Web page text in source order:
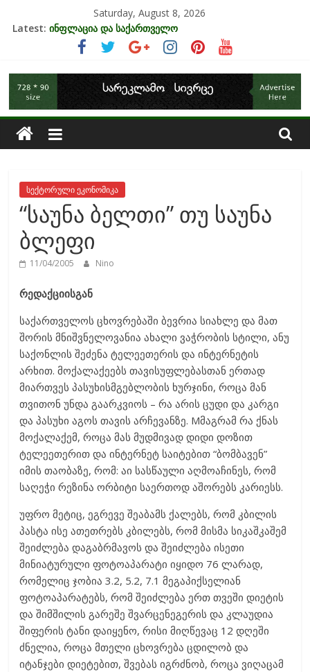
Saturday, August 8, 2026
Latest: ინფლაცია და საქართველო
კრიზისის ზეგავლენა ტურიზმის ინდუსტრიაზე
მიგრაციისა და ეკონომიკის ურთიერთკავშირი
EU-ის კანდიდატის სტატუსის ეკონომიკური სარგებელი
უძრავი ქონების ბაზარი საქართველოში
საქართველოს
ეკონომიკა
სექტორული ეკონომიკა
“საუნა ბელთი” თუ საუნა
ბლეფი
11/04/2005 Nino
რედაქციისგან
საქართველოს ცხოვრებაში ბევრია სიახლე და მათ
შორის მნიშვნელოვანია ახალი ვაჭრობის სტილი, ანუ
საქონლის შეძენა ტელეეთერის და ინტერნეტის
არხით. მოქალაქეებს თავისუფლებასთან ერთად
მიართვეს პასუხისმგებლობის ხურჯინი, როცა მან
თვითონ უნდა გაარკვიოს – რა არის ცუდი და კარგი
და პასუხი აგოს თავის არჩევანზე. Mმაგრამ რა ქნას
მოქალაქემ, როცა მას მუდმივად დიდი დოზით
ტელეეთერით და ინტერნეტ საიტებით “ბომბავენ”
იმის თაობაზე, რომ: აი სასწაული აღმოაჩინეს, რომ
საღეჭი რეზინა ორბიტი საერთოდ აშორებს კარიესს.
უფრო მეტიც, ეგრევე შეაბამს ქალებს, რომ კბილის
პასტა ისე ათეთრებს კბილებს, რომ მისმა სიკაშკაშემ
შეიძლება დაგაბრმავოს და შეიძლება ისეთი
მინიატურული ფოტოაპარატი იყიდო 76 ლარად,
რომელიც ჯობია 3.2, 5.2, 7.1 მეგაპიქსელიან
ფოტოაპარატებს, რომ შეიძლება ერთ თვეში დიეტის
და შიმშილის გარეშე შვარცენეგერის და კლაუდია
შიფერის ტანი დაიყენო, რისი მიღწევაც 12 დღეში
ძნელია, როცა მთელი ცხოვრება ცდილობ და
იტანჯები დიეტებით, შვებას იგრძნობ, როცა ვიღაცამ